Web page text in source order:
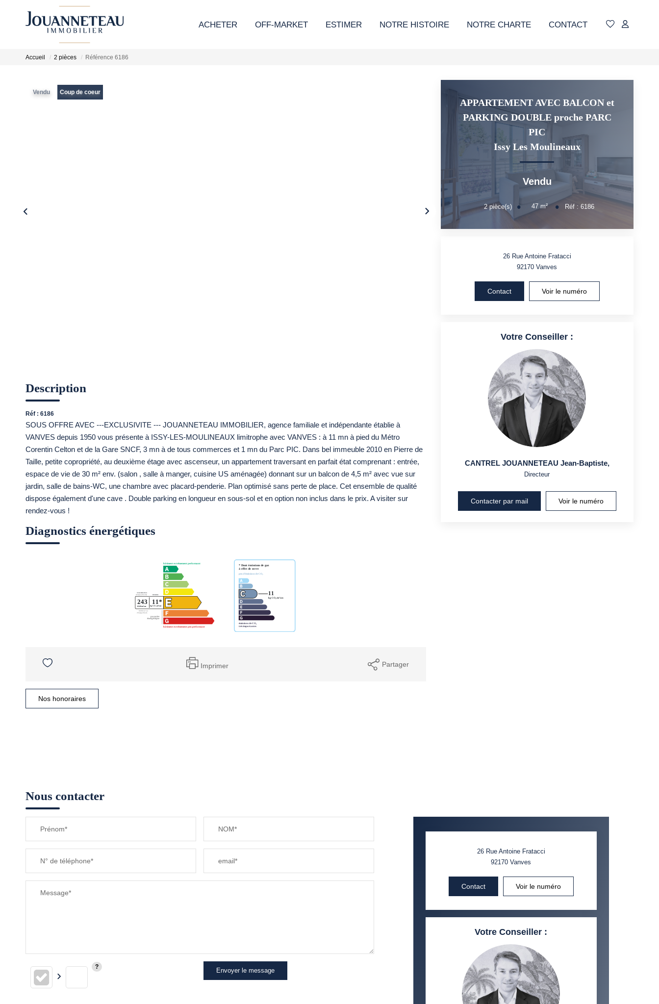
ACHETER OFF-MARKET ESTIMER NOTRE HISTOIRE NOTRE CHARTE CONTACT
Accueil 2 pièces Référence 6186
Vendu Coup de coeur
Description
Réf : 6186
SOUS OFFRE AVEC ---EXCLUSIVITE --- JOUANNETEAU IMMOBILIER, agence familiale et indépendante établie à
VANVES depuis 1950 vous présente à ISSY-LES-MOULINEAUX limitrophe avec VANVES : à 11 mn à pied du Métro
Corentin Celton et de la Gare SNCF, 3 mn à de tous commerces et 1 mn du Parc PIC. Dans bel immeuble 2010 en Pierre de
Taille, petite copropriété, au deuxième étage avec ascenseur, un appartement traversant en parfait état comprenant : entrée,
espace de vie de 30 m² env. (salon , salle à manger, cuisine US aménagée) donnant sur un balcon de 4,5 m² avec vue sur
jardin, salle de bains-WC, une chambre avec placard-penderie. Plan optimisé sans perte de place. Cet ensemble de qualité
dispose également d'une cave . Double parking en longueur en sous-sol et en option non inclus dans le prix. A visiter sur
rendez-vous !
Diagnostics énergétiques
Imprimer Partager
Nos honoraires
APPARTEMENT AVEC BALCON et
PARKING DOUBLE proche PARC
PIC
Issy Les Moulineaux
Vendu
2pièce(s) 47 m² Réf : 6186
26 Rue Antoine Fratacci
92170Vanves
Contact Voir le numéro
Votre Conseiller :
CANTREL JOUANNETEAU Jean-Baptiste,
Directeur
Contacter par mail Voir le numéro
Nous contacter
Prénom* NOM*
N° de téléphone* email*
Message*
Envoyer le message
26 Rue Antoine Fratacci
92170Vanves
Contact Voir le numéro
Votre Conseiller :